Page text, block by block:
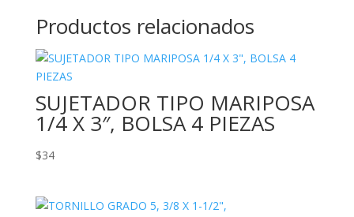
Productos relacionados
SUJETADOR TIPO MARIPOSA
1/4 X 3″, BOLSA 4 PIEZAS
$34